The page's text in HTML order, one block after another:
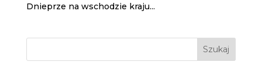
Dnieprze na wschodzie kraju...
Szukaj